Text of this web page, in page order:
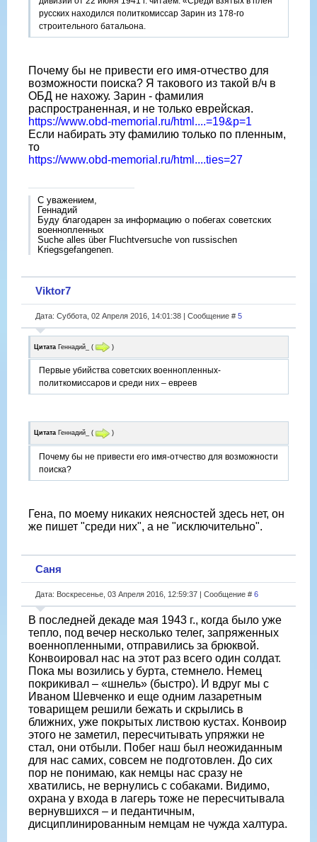
русских находился политкомиссар Зарин из 178-го
строительного батальона.
Почему бы не привести его имя-отчество для
возможности поиска? Я такового из такой в/ч в
ОБД не нахожу. Зарин - фамилия
распространенная, и не только еврейская.
https://www.obd-memorial.ru/html....=19&p=1
Если набирать эту фамилию только по пленным,
то
https://www.obd-memorial.ru/html....ties=27
С уважением,
Геннадий
Буду благодарен за информацию о побегах советских
военнопленных
Suche alles über Fluchtversuche von russischen
Kriegsgefangenen.
Viktor7
Дата: Суббота, 02 Апреля 2016, 14:01:38 | Сообщение # 5
Цитата Геннадий_ ( )
Первые убийства советских военнопленных-
политкомиссаров и среди них – евреев
Цитата Геннадий_ ( )
Почему бы не привести его имя-отчество для возможности
поиска?
Гена, по моему никаких неясностей здесь нет, он
же пишет "среди них", а не "исключительно".
Саня
Дата: Воскресенье, 03 Апреля 2016, 12:59:37 | Сообщение # 6
В последней декаде мая 1943 г., когда было уже
тепло, под вечер несколько телег, запряженных
военнопленными, отправились за брюквой.
Конвоировал нас на этот раз всего один солдат.
Пока мы возились у бурта, стемнело. Немец
покрикивал – «шнель» (быстро). И вдруг мы с
Иваном Шевченко и еще одним лазаретным
товарищем решили бежать и скрылись в
ближних, уже покрытых листвою кустах. Конвоир
этого не заметил, пересчитывать упряжки не
стал, они отбыли. Побег наш был неожиданным
для нас самих, совсем не подготовлен. До сих
пор не понимаю, как немцы нас сразу не
хватились, не вернулись с собаками. Видимо,
охрана у входа в лагерь тоже не пересчитывала
вернувшихся – и педантичным,
дисциплинированным немцам не чужда халтура.